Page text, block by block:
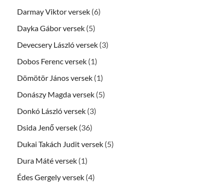
Darmay Viktor versek (6)
Dayka Gábor versek (5)
Devecsery László versek (3)
Dobos Ferenc versek (1)
Dömötör János versek (1)
Donászy Magda versek (5)
Donkó László versek (3)
Dsida Jenő versek (36)
Dukai Takách Judit versek (5)
Dura Máté versek (1)
Édes Gergely versek (4)